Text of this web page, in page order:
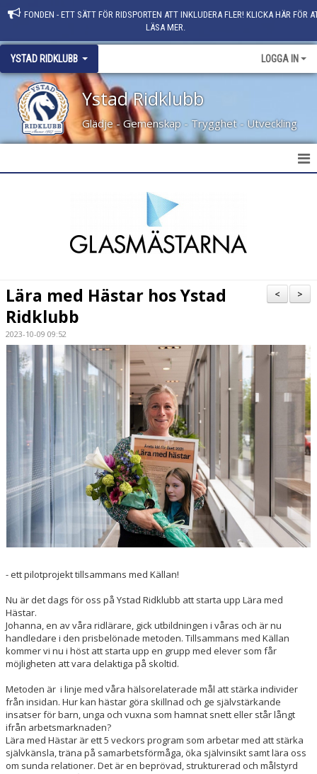
FONDEN - ETT SÄTT FÖR RIDSPORTEN ATT INKLUDERA FLER! KLICKA HÄR FÖR
LÄSA MER.
YSTAD RIDKLUBB LOGGA IN
Ystad Ridklubb
Glädje - Gemenskap - Trygghet - Utveckling
PERSONAL
HÄSTAR
KALENDER
>
<
Lära med Hästar hos Ystad
Ridklubb
2023-10-09 09:52
- ett pilotprojekt tillsammans med Källan!
Nu är det dags för oss på Ystad Ridklubb att starta upp Lära med
Hästar.
Johanna, en av våra ridlärare, gick utbildningen i våras och är nu
handledare i den prisbelönade metoden. Tillsammans med Källan
kommer vi nu i höst att starta upp en grupp med elever som får
möjligheten att vara delaktiga på skoltid.
Metoden är i linje med våra hälsorelaterade mål att stärka individer
från insidan. Hur kan hästar göra skillnad och ge självstärkande
insatser för barn, unga och vuxna som hamnat snett eller står långt
ifrån arbetsmarknaden?
Lära med Hästar är ett 5 veckors program som arbetar med att stärka
självkänsla, träna på samarbetsförmåga, öka självinsikt samt lära oss
om sunda relationer. Det är en beprövad, strukturerad och målstyrd